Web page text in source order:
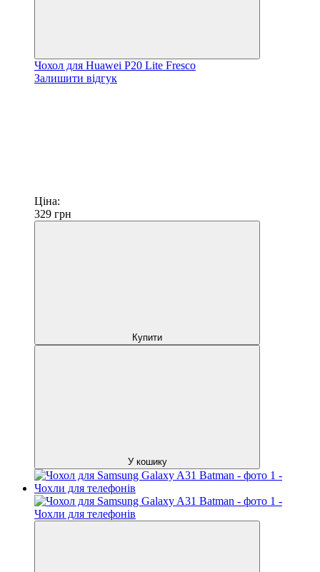
Чохол для Huawei P20 Lite Fresco
Залишити відгук
Ціна:
329 грн
Купити
У кошику